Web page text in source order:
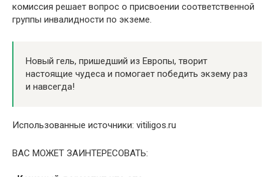
комиссия решает вопрос о присвоении соответственной
группы инвалидности по экземе.
Новый гель, пришедший из Европы, творит
настоящие чудеса и помогает победить экзему раз
и навсегда!
Использованные источники: vitiligos.ru
ВАС МОЖЕТ ЗАИНТЕРЕСОВАТЬ: